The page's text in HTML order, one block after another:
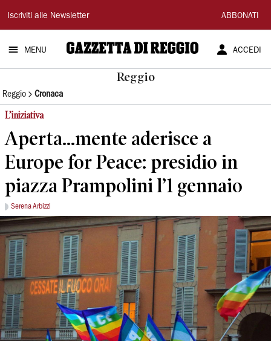
Gazzetta
di
Reggio
Iscriviti alle Newsletter ABBONATI
MENU ACCEDI
Reggio
Reggio Cronaca
L’iniziativa
Aperta...mente aderisce a
Europe for Peace: presidio in
piazza Prampolini l’1 gennaio
Serena Arbizzi